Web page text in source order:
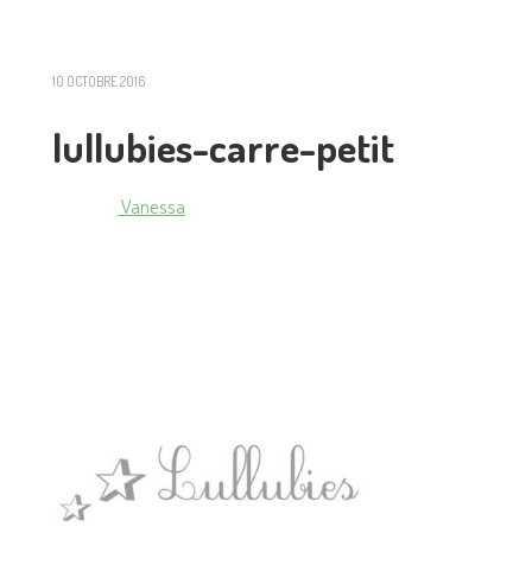
10 OCTOBRE 2016
lullubies-carre-petit
Vanessa